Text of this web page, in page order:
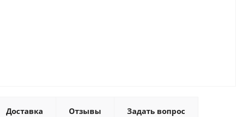
Доставка Отзывы Задать вопрос